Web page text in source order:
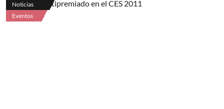
Noticias
Eventos